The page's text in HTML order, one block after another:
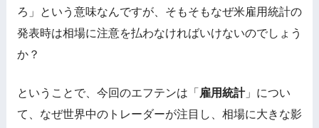
ろ」という意味なんですが、そもそもなぜ米雇用統計の
発表時は相場に注意を払わなければいけないのでしょう
か？
ということで、今回のエフテンは「 雇用統計」につい
て、なぜ世界中のトレーダーが注目し、相場に大きな影